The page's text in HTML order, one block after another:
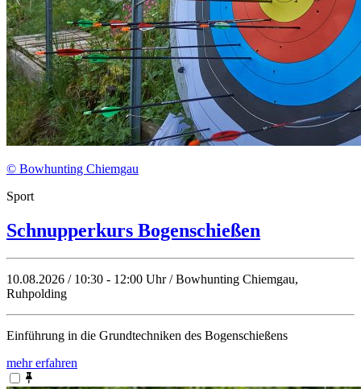
© Bowhunting Chiemgau
Sport
Schnupperkurs Bogenschießen
10.08.2026 / 10:30 - 12:00 Uhr / Bowhunting Chiemgau,
Ruhpolding
Einführung in die Grundtechniken des Bogenschießens
mehr erfahren